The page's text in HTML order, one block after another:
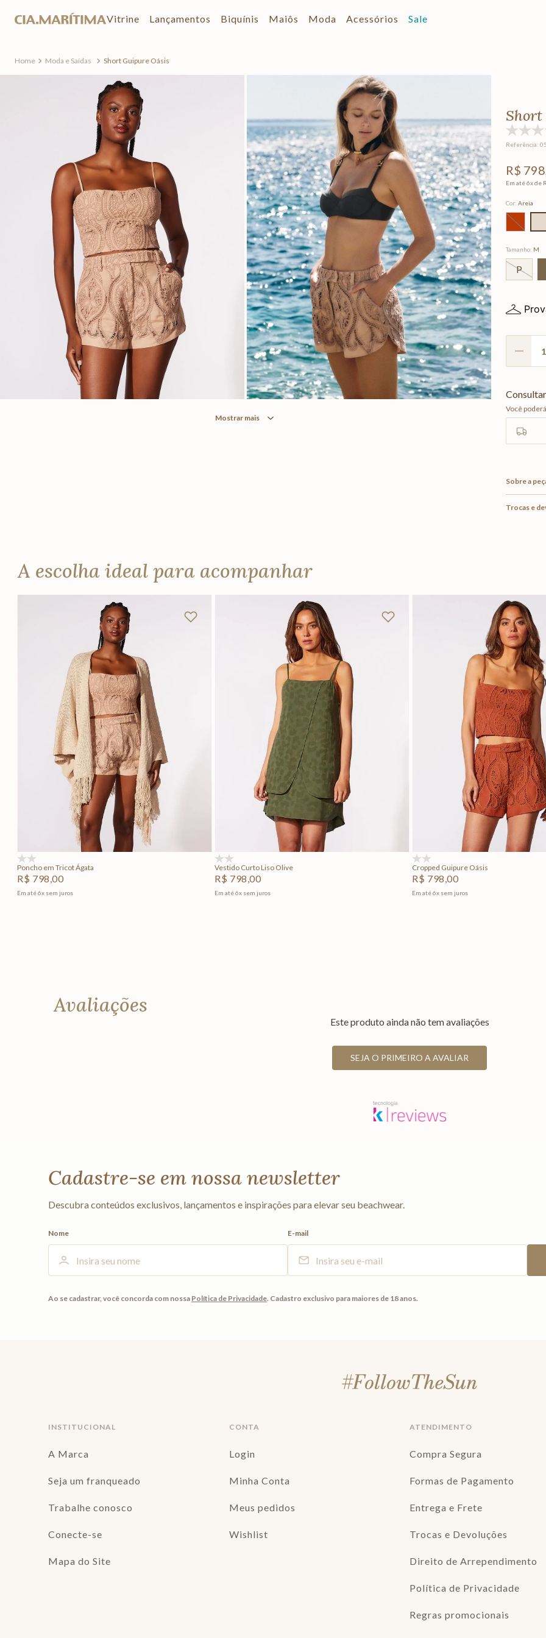
Vitrine Lançamentos Biquínis Maiôs Moda Acessórios Sale
Moda e Saídas Short Guipure Oásis
Mostrar mais
Short
Referência:
R$ 798
Em até6x de
Cor: Areia
Tamanho: M
P
Sobre a
Trocas e
A escolha ideal para acompanhar
U
Adicionar na sacola
Poncho em Tricot Ágata
R$ 798,00
Em até6x sem juros
PP M
Adicionar na sacola
Vestido Curto Liso Olive
R$ 798,00
Em até6x sem juros
P M G
Adicionar na sacola
Cropped Guipure Oásis
R$ 798,00
Em até6x sem juros
Avaliações
Este produto ainda não tem avaliações
SEJA O PRIMEIRO A AVALIAR
Cadastre-se em nossa newsletter
Descubra conteúdos exclusivos, lançamentos e inspirações para elevar seu beachwear.
Nome E-mail
Ao se cadastrar, você concorda com nossa Política de Privacidade. Cadastro exclusivo para maiores de 18 anos.
INSTITUCIONAL
A Marca
Seja um franqueado
Trabalhe conosco
Conecte-se
Mapa do Site
CONTA
Login
Minha Conta
Meus pedidos
Wishlist
ATENDIMENTO
Compra Segura
Formas de Pagamento
Entrega e Frete
Trocas e Devoluções
Direito de Arrependimento
Política de Privacidade
Regras promocionais